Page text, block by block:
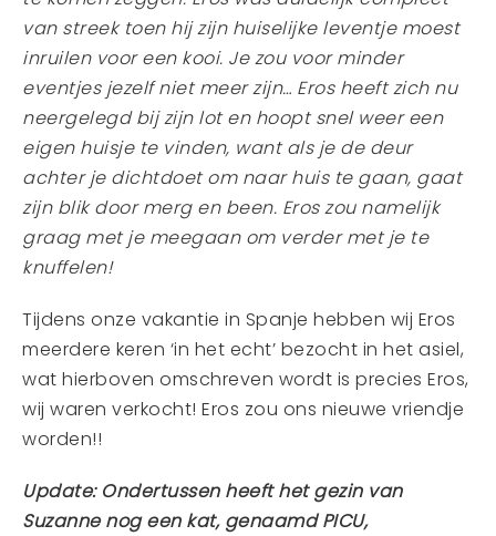
van streek toen hij zijn huiselijke leventje moest
inruilen voor een kooi. Je zou voor minder
eventjes jezelf niet meer zijn… Eros heeft zich nu
neergelegd bij zijn lot en hoopt snel weer een
eigen huisje te vinden, want als je de deur
achter je dichtdoet om naar huis te gaan, gaat
zijn blik door merg en been. Eros zou namelijk
graag met je meegaan om verder met je te
knuffelen!
Tijdens onze vakantie in Spanje hebben wij Eros
meerdere keren ‘in het echt’ bezocht in het asiel,
wat hierboven omschreven wordt is precies Eros,
wij waren verkocht! Eros zou ons nieuwe vriendje
worden!!
Update: Ondertussen heeft het gezin van
Suzanne nog een kat, genaamd PICU,